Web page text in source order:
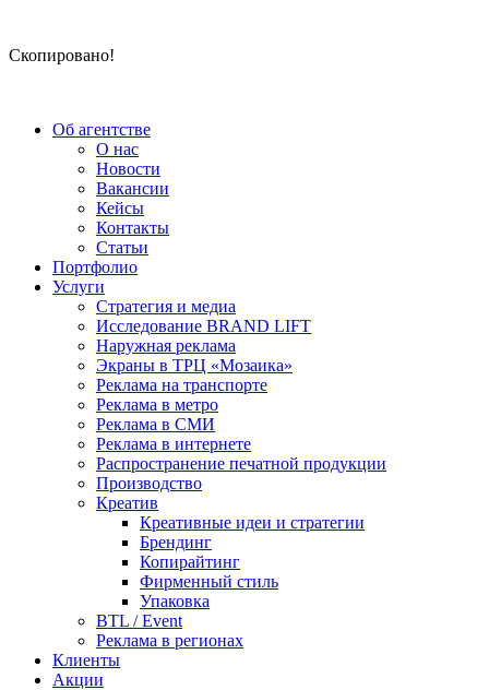
Скопировано!
Об агентстве
О нас
Новости
Вакансии
Кейсы
Контакты
Статьи
Портфолио
Услуги
Стратегия и медиа
Исследование BRAND LIFT
Наружная реклама
Экраны в ТРЦ «Мозаика»
Реклама на транспорте
Реклама в метро
Реклама в СМИ
Реклама в интернете
Распространение печатной продукции
Производство
Креатив
Креативные идеи и стратегии
Брендинг
Копирайтинг
Фирменный стиль
Упаковка
BTL / Event
Реклама в регионах
Клиенты
Акции